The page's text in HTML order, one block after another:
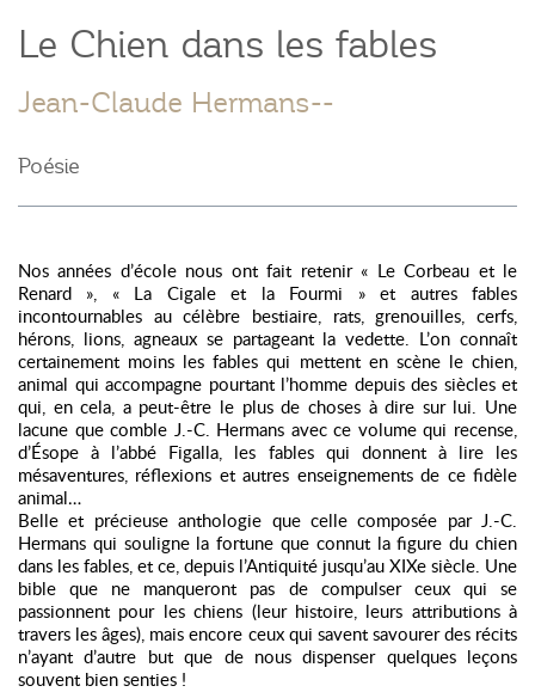
Le Chien dans les fables
Jean-Claude Hermans--
Poésie
Nos années d’école nous ont fait retenir « Le Corbeau et le
Renard », « La Cigale et la Fourmi » et autres fables
incontournables au célèbre bestiaire, rats, grenouilles, cerfs,
hérons, lions, agneaux se partageant la vedette. L’on connaît
certainement moins les fables qui mettent en scène le chien,
animal qui accompagne pourtant l’homme depuis des siècles et
qui, en cela, a peut-être le plus de choses à dire sur lui. Une
lacune que comble J.-C. Hermans avec ce volume qui recense,
d’Ésope à l’abbé Figalla, les fables qui donnent à lire les
mésaventures, réflexions et autres enseignements de ce fidèle
animal…
Belle et précieuse anthologie que celle composée par J.-C.
Hermans qui souligne la fortune que connut la figure du chien
dans les fables, et ce, depuis l’Antiquité jusqu’au XIXe siècle. Une
bible que ne manqueront pas de compulser ceux qui se
passionnent pour les chiens (leur histoire, leurs attributions à
travers les âges), mais encore ceux qui savent savourer des récits
n’ayant d’autre but que de nous dispenser quelques leçons
souvent bien senties !